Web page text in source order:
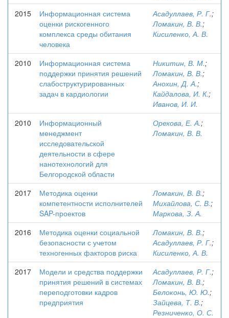
2015
Информационная система
оценки рискогенного
комплекса среды обитания
человека
Асадуллаев, Р. Г.;
Ломакин, В. В.;
Кисиленко, А. В.
2010
Информационная система
поддержки принятия решений
слабоструктурированных
задач в кардиологии
Никитин, В. М.;
Ломакин, В. В.;
Анохин, Д. А.;
Кайдалова, И. К.;
Иванов, И. И.
2010
Информационный
менеджмент
исследовательской
деятельности в сфере
нанотехнологий для
Белгородской области
Орехова, Е. А.;
Ломакин, В. В.
2017
Методика оценки
компетентности исполнителей
SAP-проектов
Ломакин, В. В.;
Михайлова, С. В.;
Маркова, З. А.
2016
Методика оценки социальной
безопасности с учетом
техногенных факторов риска
Ломакин, В. В.;
Асадуллаев, Р. Г.;
Кисиленко, А. В.
2017
Модели и средства поддержки
принятия решений в системах
переподготовки кадров
предприятия
Асадуллаев, Р. Г.;
Ломакин, В. В.;
Белоконь, Ю. Ю.;
Зайцева, Т. В.;
Резниченко, О. С.